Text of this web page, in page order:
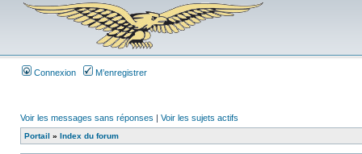
Connexion M’enregistrer
Voir les messages sans réponses | Voir les sujets actifs
Portail » Index du forum